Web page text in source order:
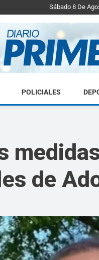
Sábado 8 De
POLICIALES
de